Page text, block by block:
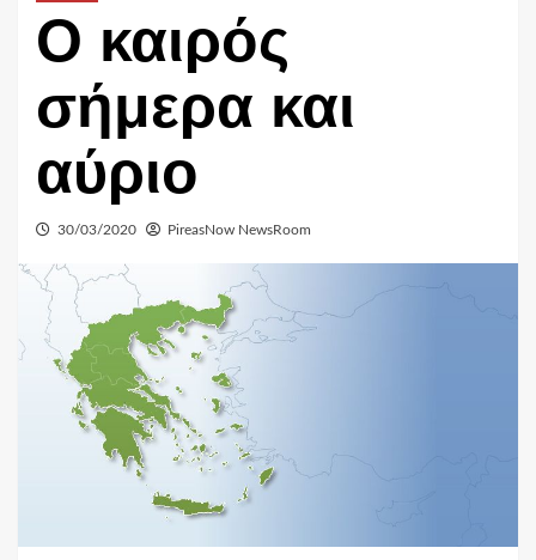
Ο καιρός
σήμερα και
αύριο
30/03/2020 PireasNow NewsRoom